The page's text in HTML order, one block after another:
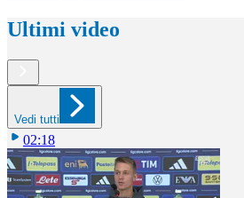
Ultimi video
Vedi tutti
02:18